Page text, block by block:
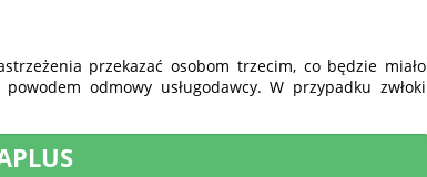
przekazać osobom trzecim, co będzie miało
odmowy usługodawcy. W przypadku zwłoki